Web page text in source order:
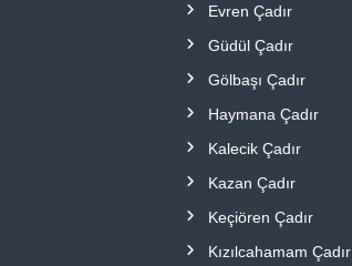
Evren Çadır
Güdül Çadır
Gölbaşı Çadır
Haymana Çadır
Kalecik Çadır
Kazan Çadır
Keçiören Çadır
Kızılcahamam Çadır